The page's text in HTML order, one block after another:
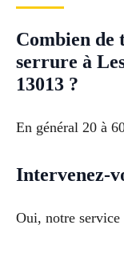
Combien de
serrure à
13013 ?
En général 20 à
Intervenez-
Oui, notre